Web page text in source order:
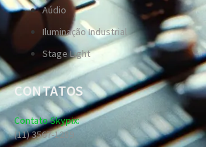
Aúdio
Iluminação Industrial
Stage Light
CONTATOS
Contato Skypix:
(11) 3567-1289